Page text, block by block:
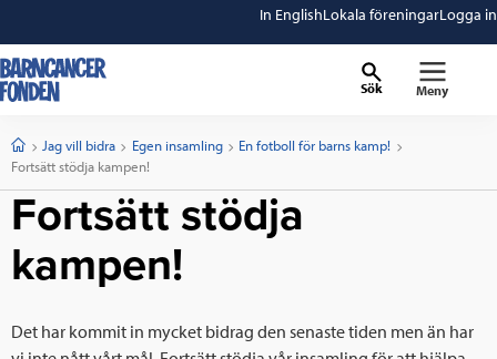
In EnglishLokala föreningarLogga in
Sök Meny
StartJag vill bidra Egen insamling
En fotboll för barns kamp!
Current:
Fortsätt stödja kampen!
Fortsätt stödja
kampen!
Det har kommit in mycket bidrag den senaste tiden men än har